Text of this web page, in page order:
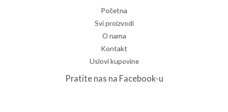
Početna
Svi proizvodi
O nama
Kontakt
Uslovi kupovine
Pratite nas na Facebook-u